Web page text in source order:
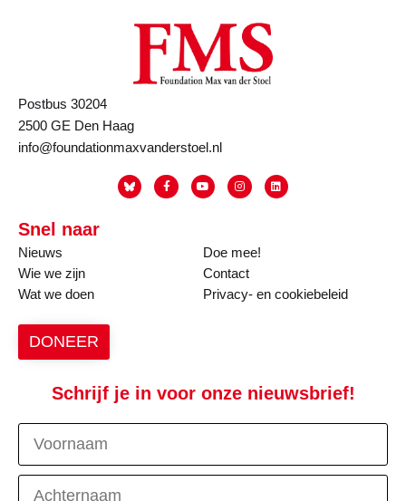
Postbus 30204
2500 GE Den Haag
info@foundationmaxvanderstoel.nl
Snel naar
Nieuws
Wie we zijn
Wat we doen
Doe mee!
Contact
Privacy- en cookiebeleid
DONEER
Schrijf je in voor onze nieuwsbrief!